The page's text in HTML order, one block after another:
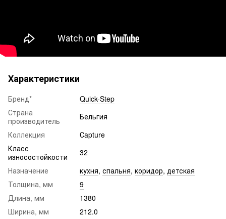
Характеристики
Бренд*
Quick-Step
Страна
производитель
Бельгия
Коллекция
Сapture ​​​​​​​
Класс
износостойкости
32
Назначение
кухня, спальня, коридор, детская
Толщина, мм
9
Длина, мм
1380
Ширина, мм
212.0